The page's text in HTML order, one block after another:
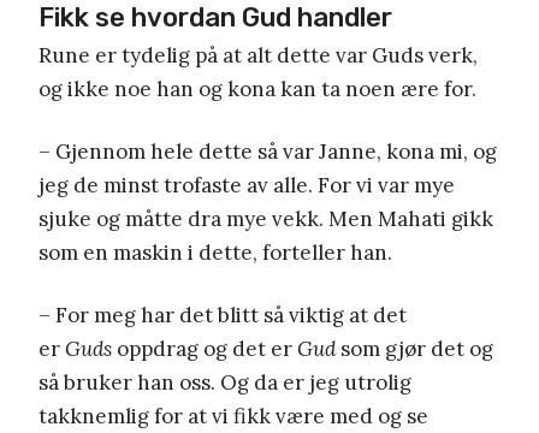
Fikk se hvordan Gud handler
Rune er tydelig på at alt dette var Guds verk,
og ikke noe han og kona kan ta noen ære for.
– Gjennom hele dette så var Janne, kona mi, og
jeg de minst trofaste av alle. For vi var mye
sjuke og måtte dra mye vekk. Men Mahati gikk
som en maskin i dette, forteller han.
– For meg har det blitt så viktig at det
erGuds oppdrag og det erGudsom gjør det og
så bruker han oss. Og da er jeg utrolig
takknemlig for at vi fikk være med og se